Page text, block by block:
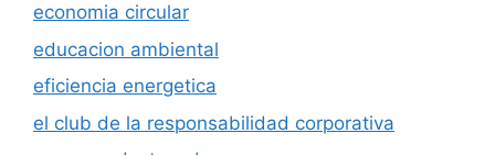
economia circular
educacion ambiental
eficiencia energetica
el club de la responsabilidad corporativa